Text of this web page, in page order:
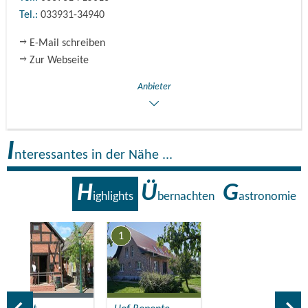
detaillierte Tourenschreibung finden sich auf den Seiten
Tel.: 033931-34940
E-Mail schreiben
Zur Webseite
Anbieter
Interessantes in der Nähe ...
Highlights Übernachten Gastronomie
1